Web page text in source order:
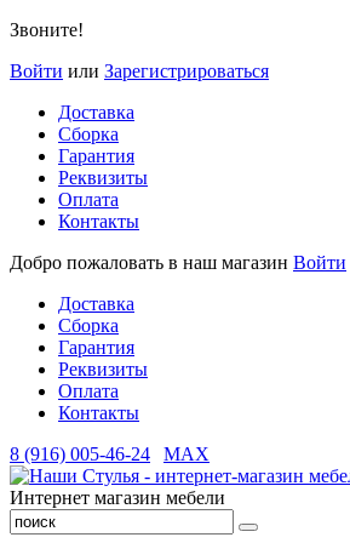
Звоните!
Войти или Зарегистрироваться
Доставка
Сборка
Гарантия
Реквизиты
Оплата
Контакты
Добро пожаловать в наш магазин Войти
Доставка
Сборка
Гарантия
Реквизиты
Оплата
Контакты
8 (916) 005-46-24
MAX
Интернет магазин мебели